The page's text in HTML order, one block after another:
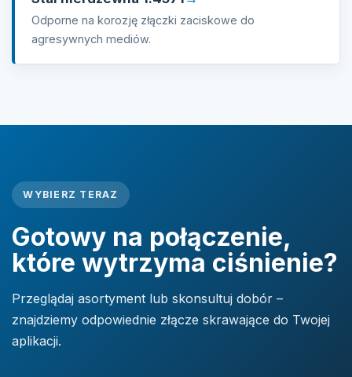
Odporne na korozję złączki zaciskowe do
agresywnych mediów.
WYBIERZ TERAZ
Gotowy na połączenie,
które wytrzyma ciśnienie?
Przeglądaj asortyment lub skonsultuj dobór –
znajdziemy odpowiednie złącze skrawające do Twojej
aplikacji.